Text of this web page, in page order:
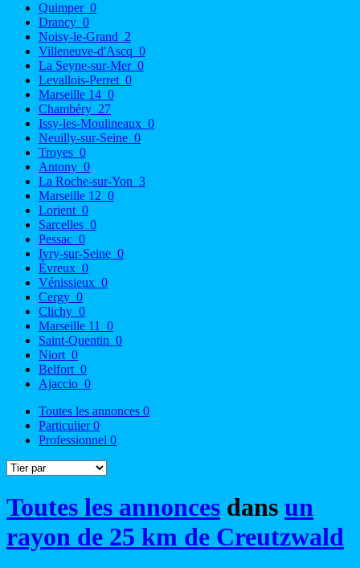
Quimper 0
Drancy 0
Noisy-le-Grand 2
Villeneuve-d'Ascq 0
La Seyne-sur-Mer 0
Levallois-Perret 0
Marseille 14 0
Chambéry 27
Issy-les-Moulineaux 0
Neuilly-sur-Seine 0
Troyes 0
Antony 0
La Roche-sur-Yon 3
Marseille 12 0
Lorient 0
Sarcelles 0
Pessac 0
Ivry-sur-Seine 0
Évreux 0
Vénissieux 0
Cergy 0
Clichy 0
Marseille 11
0
Saint-Quentin 0
Niort 0
Belfort 0
Ajaccio 0
Toutes les annonces 0
Particulier0
Professionnel 0
Toutes les annonces dans un
rayon de 25 km de Creutzwald